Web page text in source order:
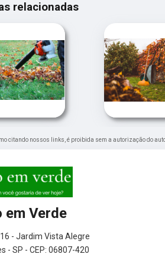
relacionadas
citando nossos links, é proibida sem a autorização do
em Verde
- Jardim Vista Alegre
- SP - CEP: 06807-420